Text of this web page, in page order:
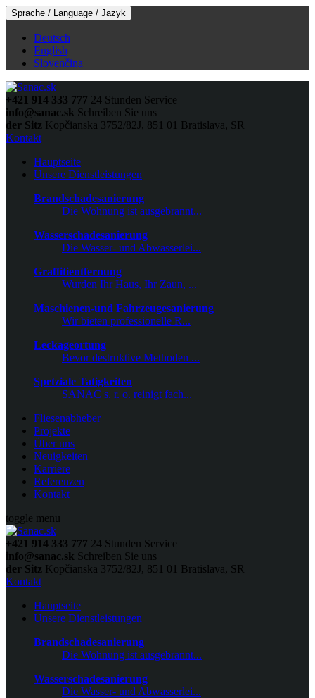
Sprache / Language / Jazyk
Deutsch
English
Slovenčina
+421 914 333 777 24 Stunden Service
info@sanac.sk Schreiben Sie uns
der Sitz Kopčianska 3752/82J, 851 01 Bratislava, SR
Kontakt
Hauptseite
Unsere Dienstleistungen
Brandschadesanierung
Die Wohnung ist ausgebrannt...
Wasserschadesanierung
Die Wasser- und Abwasserlei...
Graffitientfernung
Wurden Ihr Haus, Ihr Zaun, ...
Maschienen-und Fahrzeugesanierung
Wir bieten professionelle R...
Leckageortung
Bevor destruktive Methoden ...
Spetziale Tatigkeiten
SANAC s. r. o. reinigt fach...
Fliesenabheber
Projekte
Über uns
Neuigkeiten
Karriere
Referenzen
Kontakt
toggle menu
+421 914 333 777 24 Stunden Service
info@sanac.sk Schreiben Sie uns
der Sitz Kopčianska 3752/82J, 851 01 Bratislava, SR
Kontakt
Hauptseite
Unsere Dienstleistungen
Brandschadesanierung
Die Wohnung ist ausgebrannt...
Wasserschadesanierung
Die Wasser- und Abwasserlei...